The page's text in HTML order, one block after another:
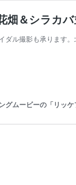
畑＆シラカ
ダル撮影も承ります
グムービーの「リッ